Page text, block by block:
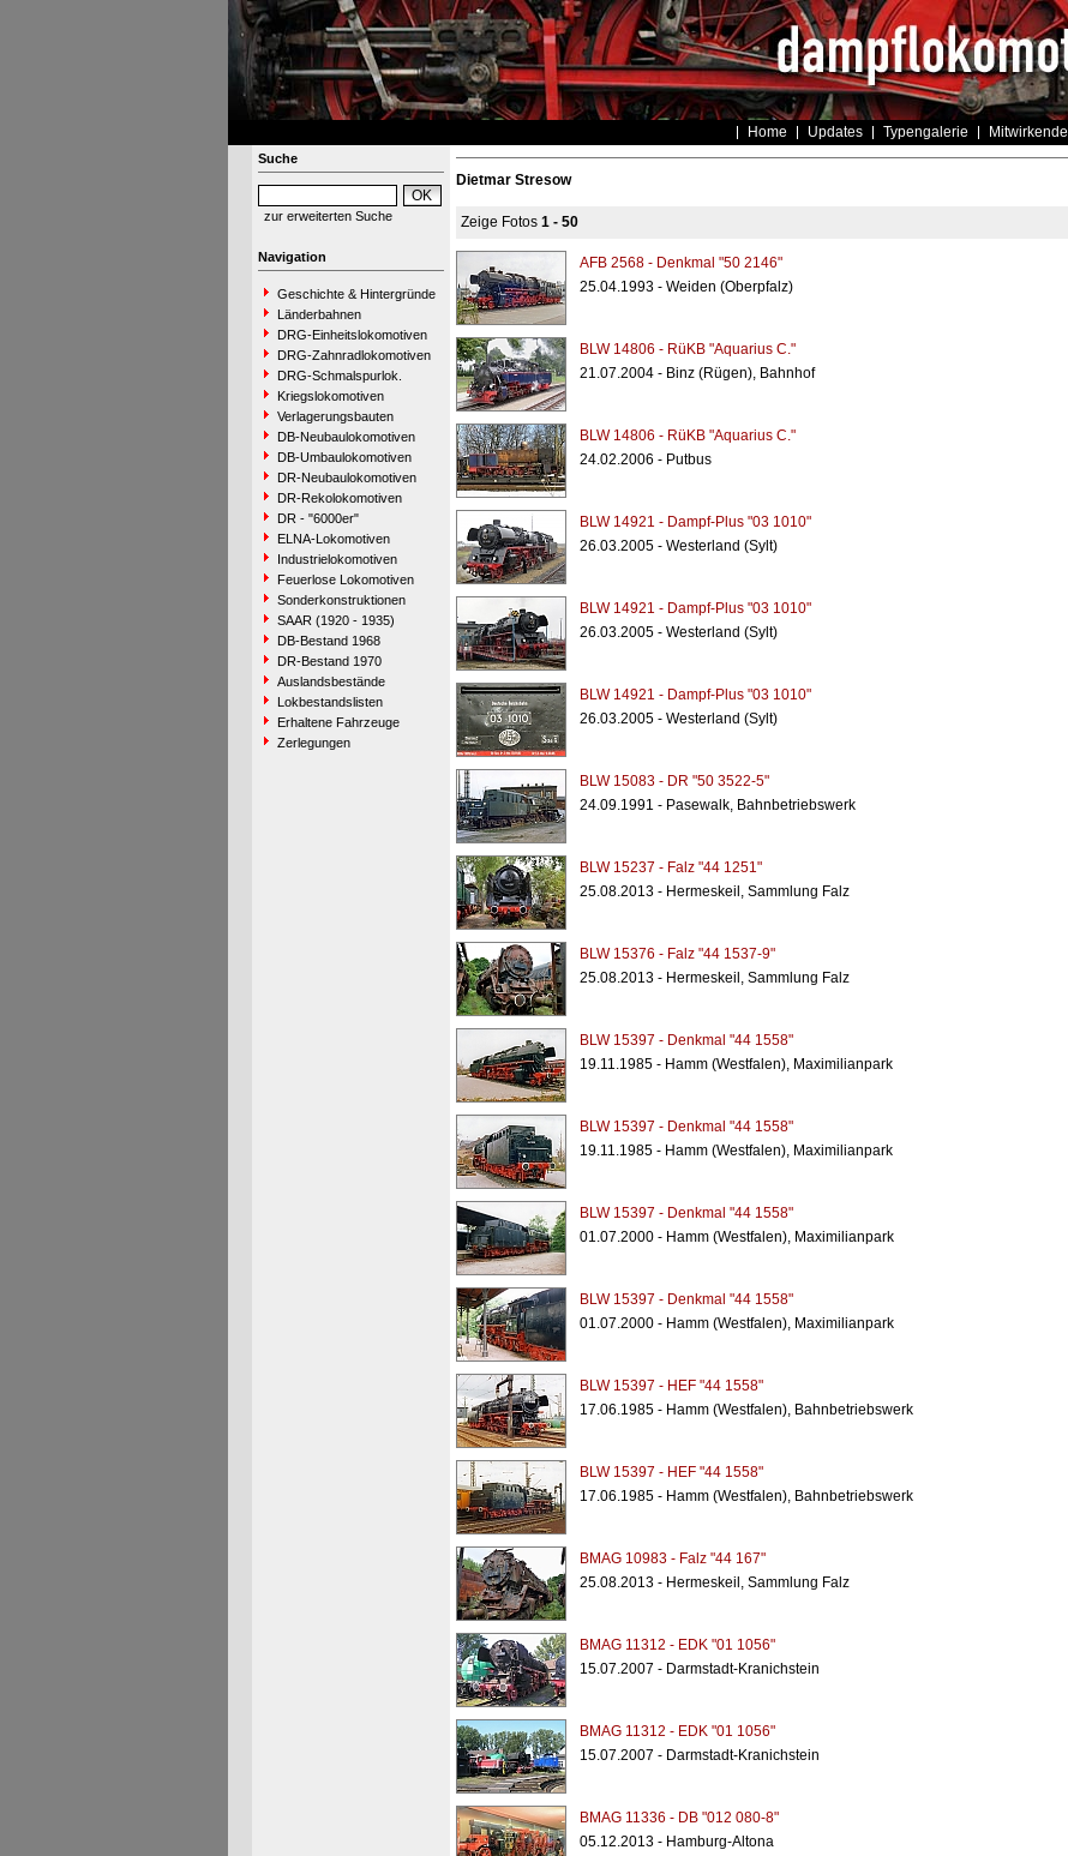
Home Updates Typengalerie Mitwirkende
Suche
zur erweiterten Suche
Navigation
Geschichte & Hintergründe
Länderbahnen
DRG-Einheitslokomotiven
DRG-Zahnradlokomotiven
DRG-Schmalspurlok.
Kriegslokomotiven
Verlagerungsbauten
DB-Neubaulokomotiven
DB-Umbaulokomotiven
DR-Neubaulokomotiven
DR-Rekolokomotiven
DR - "6000er"
ELNA-Lokomotiven
Industrielokomotiven
Feuerlose Lokomotiven
Sonderkonstruktionen
SAAR (1920 - 1935)
DB-Bestand 1968
DR-Bestand 1970
Auslandsbestände
Lokbestandslisten
Erhaltene Fahrzeuge
Zerlegungen
Dietmar Stresow
Zeige Fotos 1 - 50
AFB 2568 - Denkmal "50 2146"
25.04.1993 - Weiden (Oberpfalz)
BLW 14806 - RüKB "Aquarius C."
21.07.2004 - Binz (Rügen), Bahnhof
BLW 14806 - RüKB "Aquarius C."
24.02.2006 - Putbus
BLW 14921 - Dampf-Plus "03 1010"
26.03.2005 - Westerland (Sylt)
BLW 14921 - Dampf-Plus "03 1010"
26.03.2005 - Westerland (Sylt)
BLW 14921 - Dampf-Plus "03 1010"
26.03.2005 - Westerland (Sylt)
BLW 15083 - DR "50 3522-5"
24.09.1991 - Pasewalk, Bahnbetriebswerk
BLW 15237 - Falz "44 1251"
25.08.2013 - Hermeskeil, Sammlung Falz
BLW 15376 - Falz "44 1537-9"
25.08.2013 - Hermeskeil, Sammlung Falz
BLW 15397 - Denkmal "44 1558"
19.11.1985 - Hamm (Westfalen), Maximilianpark
BLW 15397 - Denkmal "44 1558"
19.11.1985 - Hamm (Westfalen), Maximilianpark
BLW 15397 - Denkmal "44 1558"
01.07.2000 - Hamm (Westfalen), Maximilianpark
BLW 15397 - Denkmal "44 1558"
01.07.2000 - Hamm (Westfalen), Maximilianpark
BLW 15397 - HEF "44 1558"
17.06.1985 - Hamm (Westfalen), Bahnbetriebswerk
BLW 15397 - HEF "44 1558"
17.06.1985 - Hamm (Westfalen), Bahnbetriebswerk
BMAG 10983 - Falz "44 167"
25.08.2013 - Hermeskeil, Sammlung Falz
BMAG 11312 - EDK "01 1056"
15.07.2007 - Darmstadt-Kranichstein
BMAG 11312 - EDK "01 1056"
15.07.2007 - Darmstadt-Kranichstein
BMAG 11336 - DB "012 080-8"
05.12.2013 - Hamburg-Altona